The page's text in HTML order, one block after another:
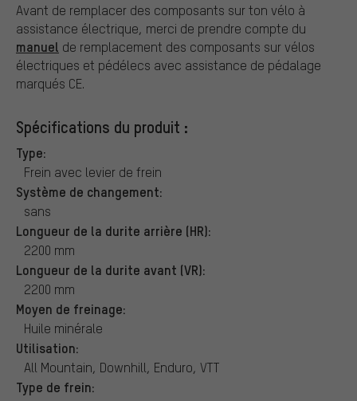
Avant de remplacer des composants sur ton vélo à
assistance électrique, merci de prendre compte du
manuel de remplacement des composants sur vélos
électriques et pédélecs avec assistance de pédalage
marqués CE.
Spécifications du produit :
Type:
Frein avec levier de frein
Système de changement:
sans
Longueur de la durite arrière (HR):
2200 mm
Longueur de la durite avant (VR):
2200 mm
Moyen de freinage:
Huile minérale
Utilisation:
All Mountain, Downhill, Enduro, VTT
Type de frein: